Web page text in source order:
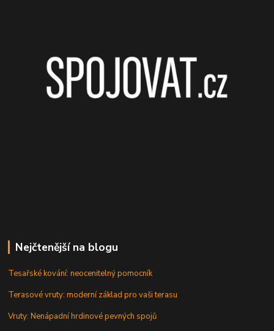
Nejčtenější na blogu
Tesařské kování: neocenitelný pomocník
Terasové vruty: moderní základ pro vaši terasu
Vruty: Nenápadní hrdinové pevných spojů